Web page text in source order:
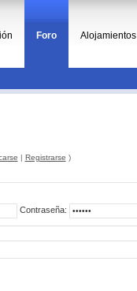
Foro Alojamientos
| Registrarse )
Contraseña: